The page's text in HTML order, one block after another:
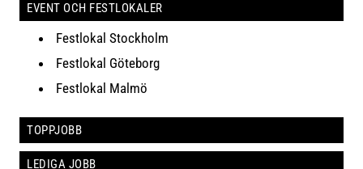
EVENT OCH FESTLOKALER
Festlokal Stockholm
Festlokal Göteborg
Festlokal Malmö
TOPPJOBB
LEDIGA JOBB